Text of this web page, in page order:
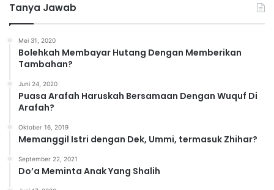
e
g
Tanya Jawab
Mei 31, 2020
Bolehkah Membayar Hutang Dengan Memberikan
Tambahan?
Juni 24, 2020
Puasa Arafah Haruskah Bersamaan Dengan Wuquf Di
Arafah?
Oktober 16, 2019
Memanggil Istri dengan Dek, Ummi, termasuk Zhihar?
September 22, 2021
Do’a Meminta Anak Yang Shalih